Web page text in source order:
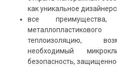
как уникальное
все
теплоизоляцию,
необходимый
безопасность,